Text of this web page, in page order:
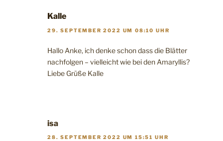
Kalle
29. SEPTEMBER 2022 UM 08:10 UHR
Hallo Anke, ich denke schon dass die Blätter
nachfolgen – vielleicht wie bei den Amaryllis?
Liebe Grüße Kalle
isa
28. SEPTEMBER 2022 UM 15:51 UHR